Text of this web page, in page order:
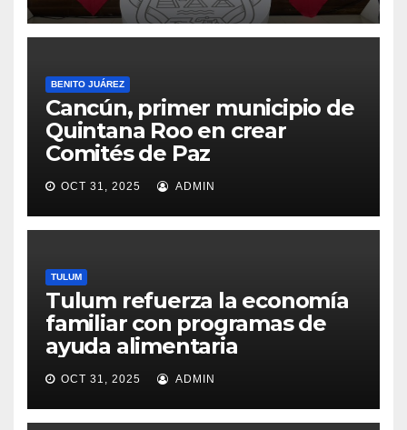
BENITO JUÁREZ
Cancún, primer municipio de
Quintana Roo en crear
Comités de Paz
OCT 31, 2025 ADMIN
TULUM
Tulum refuerza la economía
familiar con programas de
ayuda alimentaria
OCT 31, 2025 ADMIN